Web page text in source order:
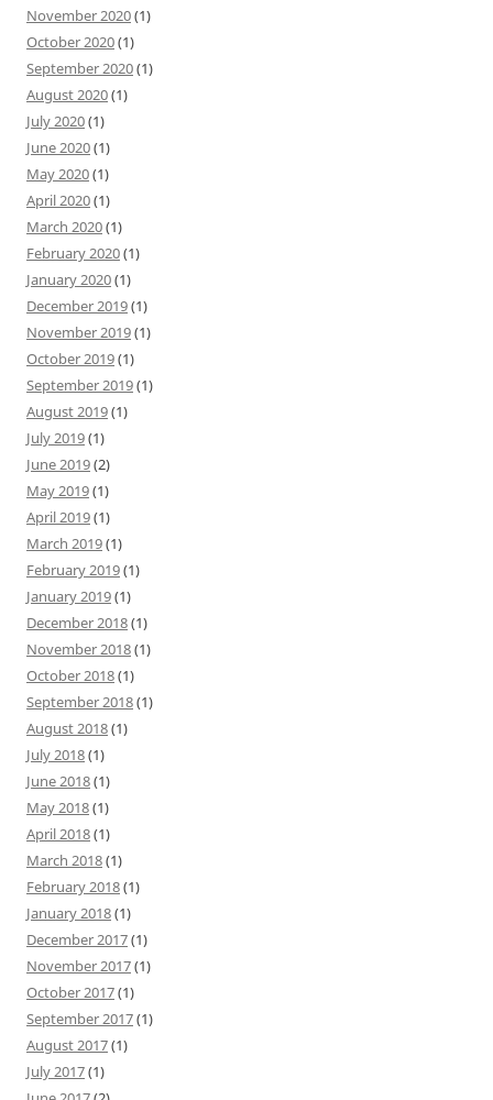
November 2020(1)
October 2020(1)
September 2020(1)
August 2020(1)
July 2020(1)
June 2020(1)
May 2020(1)
April 2020(1)
March 2020(1)
February 2020(1)
January 2020(1)
December 2019(1)
November 2019(1)
October 2019(1)
September 2019(1)
August 2019(1)
July 2019(1)
June 2019(2)
May 2019(1)
April 2019(1)
March 2019(1)
February 2019(1)
January 2019(1)
December 2018(1)
November 2018(1)
October 2018(1)
September 2018(1)
August 2018(1)
July 2018(1)
June 2018(1)
May 2018(1)
April 2018(1)
March 2018(1)
February 2018(1)
January 2018(1)
December 2017(1)
November 2017(1)
October 2017(1)
September 2017(1)
August 2017(1)
July 2017(1)